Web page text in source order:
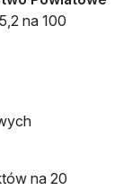
na 100
na 20